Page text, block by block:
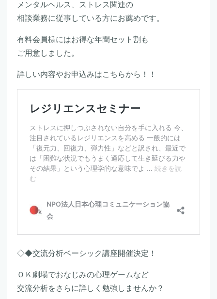
メンタルヘルス、ストレス関連の
相談業務に従事している方にお薦めです。
有料会員様にはお得な年間セット割も
ご用意しました。
詳しい内容やお申込みはこちらから！！
◇◆交流分析ベーシック講座開催決定！
ＯＫ劇場でおなじみの心理ゲームなど
交流分析をさらに詳しく勉強しませんか？